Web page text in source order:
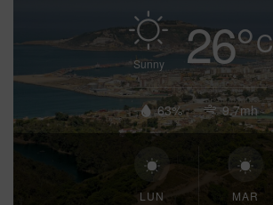
Sunny 26°C
63% 9.7mh
LUN MAR